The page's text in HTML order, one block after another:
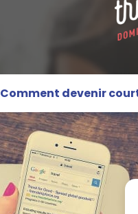
Comment devenir